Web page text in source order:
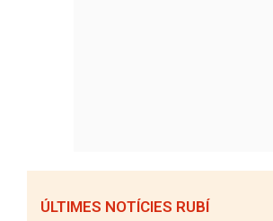
ÚLTIMES NOTÍCIES RUBÍ